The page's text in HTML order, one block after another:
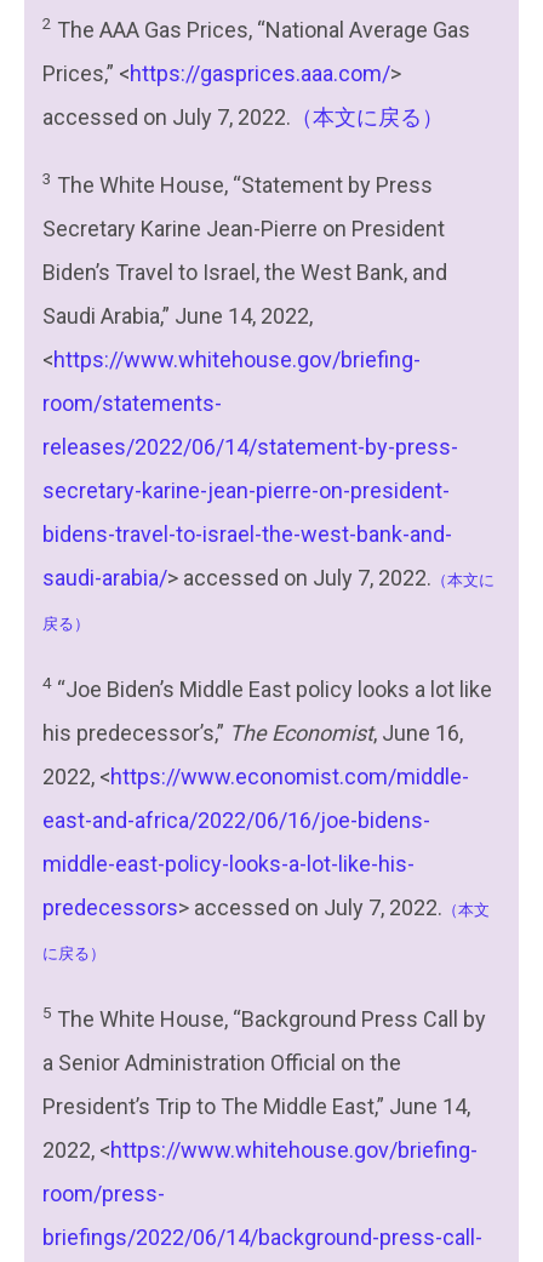
2 The AAA Gas Prices, “National Average Gas
Prices,” <https://gasprices.aaa.com/>
accessed on July 7, 2022. （本文に戻る）
3 The White House, “Statement by Press
Secretary Karine Jean-Pierre on President
Biden’s Travel to Israel, the West Bank, and
Saudi Arabia,” June 14, 2022,
<https://www.whitehouse.gov/briefing-
room/statements-
releases/2022/06/14/statement-by-press-
secretary-karine-jean-pierre-on-president-
bidens-travel-to-israel-the-west-bank-and-
saudi-arabia/> accessed on July 7, 2022. （本文に
戻る）
4 “Joe Biden’s Middle East policy looks a lot like
his predecessor’s,” The Economist, June 16,
2022, <https://www.economist.com/middle-
east-and-africa/2022/06/16/joe-bidens-
middle-east-policy-looks-a-lot-like-his-
predecessors> accessed on July 7, 2022. （本文
に戻る）
5 The White House, “Background Press Call by
a Senior Administration Official on the
President’s Trip to The Middle East,” June 14,
2022, <https://www.whitehouse.gov/briefing-
room/press-
briefings/2022/06/14/background-press-call-